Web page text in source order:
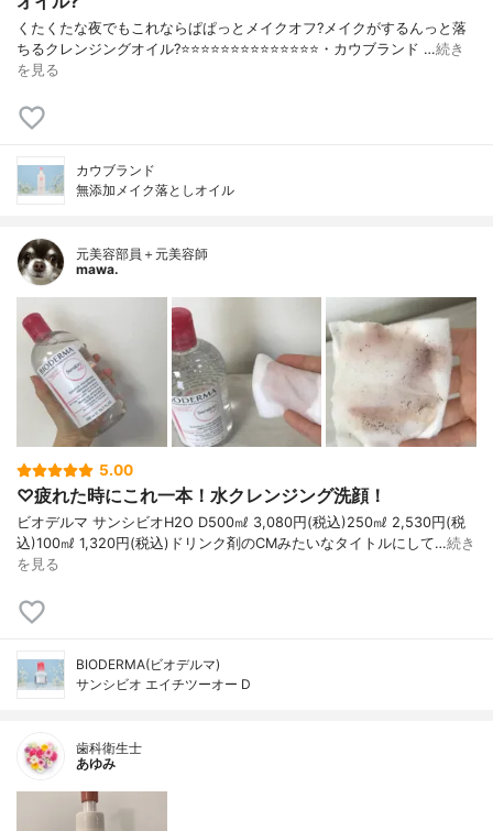
くたくたな夜でもこれならぱぱっとメイクオフ?メイクがするんっと落
ちるクレンジングオイル?⭐️⭐️⭐️⭐️⭐️⭐️⭐️⭐️⭐️⭐️⭐️⭐️⭐️⭐️・カウブランド …続き
を見る
カウブランド
無添加メイク落としオイル
元美容部員＋元美容師
mawa.
5.00
♡疲れた時にこれ一本！水クレンジング洗顔！
ビオデルマ サンシビオH2O D500㎖ 3,080円(税込)250㎖ 2,530円(税
込)100㎖ 1,320円(税込)ドリンク剤のCMみたいなタイトルにして…続き
を見る
BIODERMA(ビオデルマ)
サンシビオ エイチツーオー D
歯科衛生士
あゆみ